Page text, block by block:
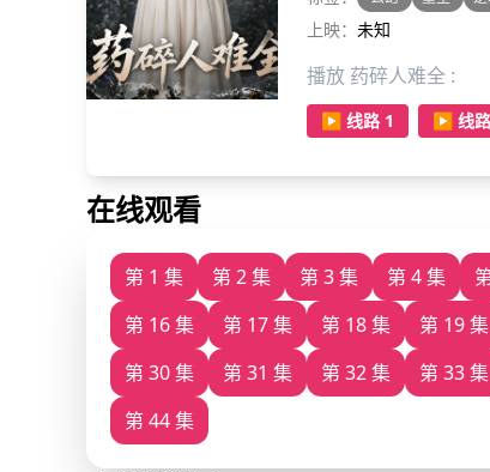
上映： 未知
播放 药碎人难全 :
▶️ 线路 1 ▶️ 线
在线观看
第 1 集 第 2 集 第 3 集 第 4 集
第 16 集
第 17 集 第 18 集 第 19 集
第 30 集
第 31 集 第 32 集 第 33 集
第 44 集